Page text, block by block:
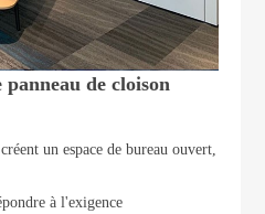
de cloison
un espace de bureau ouvert,
à l'exigence